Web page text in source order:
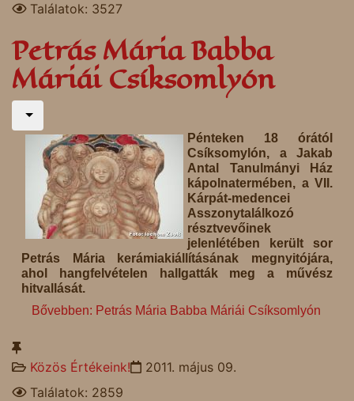
Találatok: 3527
Petrás Mária Babba
Máriái Csíksomlyón
Pénteken 18 órától
Csíksomylón, a Jakab
Antal Tanulmányi Ház
kápolnatermében, a VII.
Kárpát-medencei
Asszonytalálkozó
résztvevőinek
jelenlétében került sor
Petrás Mária kerámiakiállításának megnyitójára,
ahol hangfelvételen hallgatták meg a művész
hitvallását.
Bővebben: Petrás Mária Babba Máriái Csíksomlyón
Közös Értékeink!
2011. május 09.
Találatok: 2859